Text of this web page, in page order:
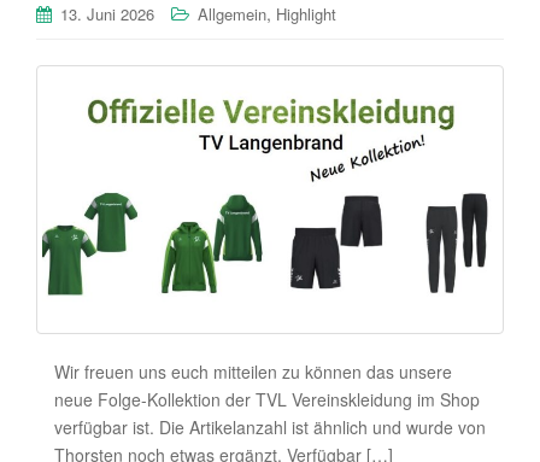
13. Juni 2026 Allgemein, Highlight
Wir freuen uns euch mitteilen zu können das unsere
neue Folge-Kollektion der TVL Vereinskleidung im Shop
verfügbar ist. Die Artikelanzahl ist ähnlich und wurde von
Thorsten noch etwas ergänzt. Verfügbar […]